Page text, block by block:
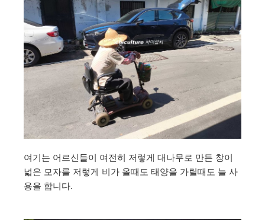
여기는 어르신들이 여전히 저렇게 대나무로 만든 창이
넓은 모자를 저렇게 비가 올때도 태양을 가릴때도 늘 사
용을 합니다.